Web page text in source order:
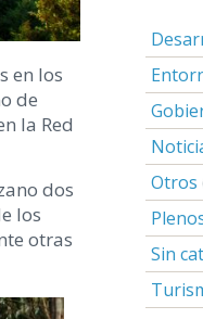
en los
de
la Red
dos
los
otras
Otros
Sin